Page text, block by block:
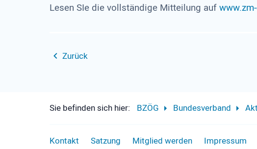
Lesen SIe die vollständige Mitteilung auf
Zurück
Sie befinden sich hier: BZÖG Bundesverband
Kontakt Satzung Mitglied werden Impressum